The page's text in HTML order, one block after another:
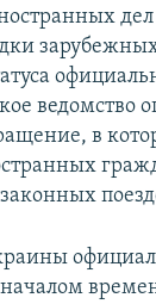
ведомство
в
началом